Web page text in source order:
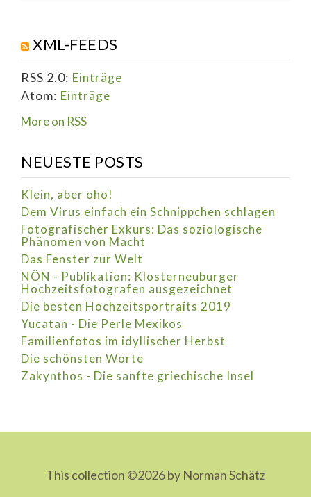
XML-FEEDS
RSS 2.0: Einträge
Atom: Einträge
More on RSS
NEUESTE POSTS
Klein, aber oho!
Dem Virus einfach ein Schnippchen schlagen
Fotografischer Exkurs: Das soziologische
Phänomen von Macht
Das Fenster zur Welt
NÖN - Publikation: Klosterneuburger
Hochzeitsfotografen ausgezeichnet
Die besten Hochzeitsportraits 2019
Yucatan - Die Perle Mexikos
Familienfotos im idyllischer Herbst
Die schönsten Worte
Zakynthos - Die sanfte griechische Insel
This collection ©2026 by Norman Schätz